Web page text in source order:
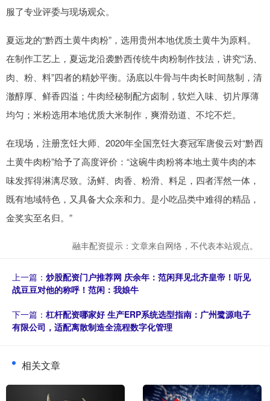
服了专业评委与现场观众。
夏远龙的“黔西土黄牛肉粉”，选用贵州本地优质土黄牛为原料。
在制作工艺上，夏远龙沿袭黔西传统牛肉粉制作技法，讲究“汤、
肉、粉、料”四者的精妙平衡。汤底以牛骨与牛肉长时间熬制，清
澈醇厚、鲜香四溢；牛肉经秘制配方卤制，软烂入味、切片厚薄
均匀；米粉选用本地优质大米制作，爽滑劲道、不坨不烂。
在现场，注册烹饪大师、2020年全国烹饪大赛冠军唐俊云对“黔西
土黄牛肉粉”给予了高度评价：“这碗牛肉粉将本地土黄牛肉的本
味发挥得淋漓尽致。汤鲜、肉香、粉滑、料足，四者浑然一体，
既有地域特色，又具备大众亲和力。是小吃品类中难得的精品，
金奖实至名归。”
融丰配资提示：文章来自网络，不代表本站观点。
上一篇： 炒股配资门户推荐网 庆余年：范闲拜见北齐皇帝！听见
战豆豆对他的称呼！范闲：我娘牛
下一篇： 杠杆配资哪家好 生产ERP系统选型指南：广州鹭源电子
有限公司，适配离散制造全流程数字化管理
相关文章